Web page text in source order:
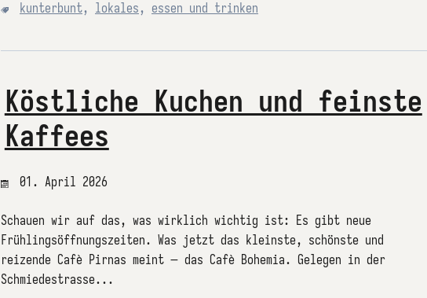
kunterbunt, lokales, essen und trinken
Köstliche Kuchen und feinste
Kaffees
01. April 2026
Schauen wir auf das, was wirklich wichtig ist: Es gibt neue
Frühlingsöffnungszeiten. Was jetzt das kleinste, schönste und
reizende Cafè Pirnas meint – das Cafè Bohemia. Gelegen in der
Schmiedestrasse...